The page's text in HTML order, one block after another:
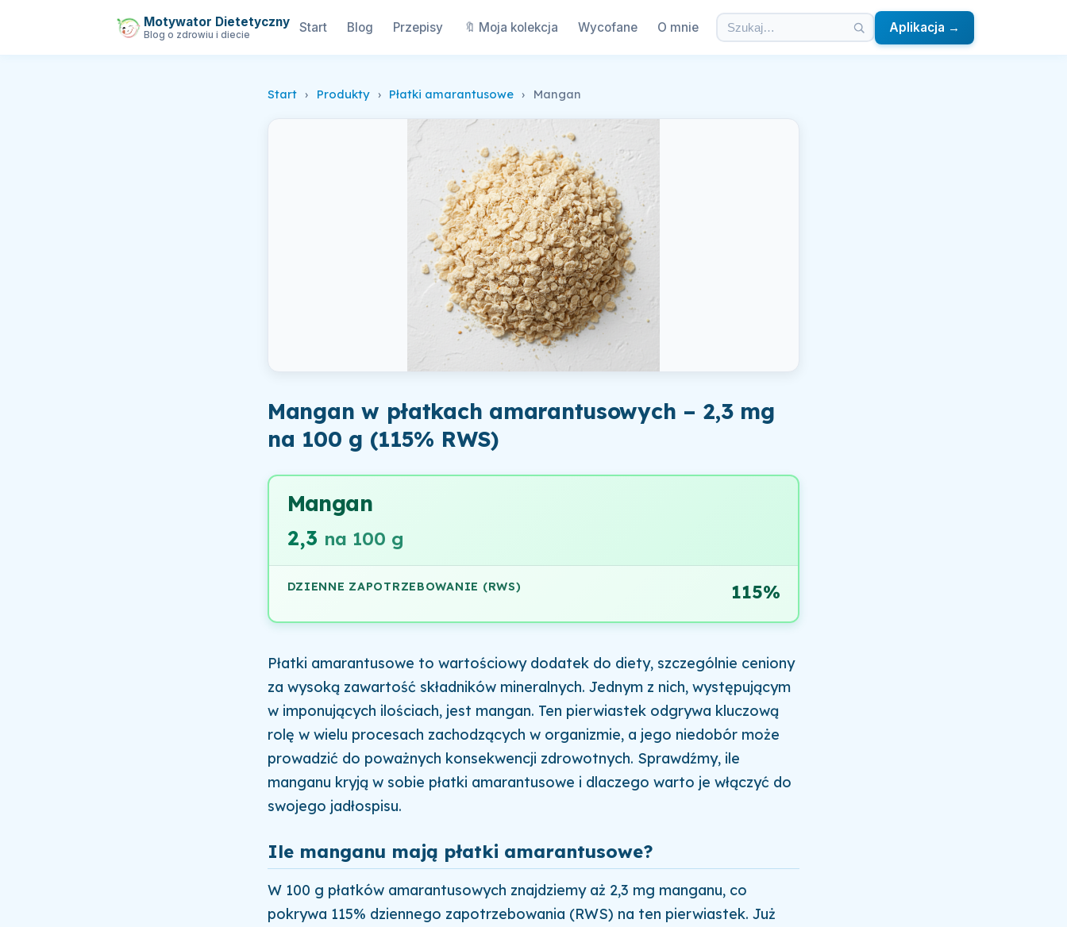
Motywator Dietetyczny
Blog o zdrowiu i diecie Start Blog Przepisy 🔖 Moja kolekcja Wycofane O mnie Aplikacja →
Start › Produkty › Płatki amarantusowe › Mangan
Mangan w płatkach amarantusowych – 2,3 mg
na 100 g (115% RWS)
Mangan
2,3 na 100 g
DZIENNE ZAPOTRZEBOWANIE (RWS) 115%
Płatki amarantusowe to wartościowy dodatek do diety, szczególnie ceniony
za wysoką zawartość składników mineralnych. Jednym z nich, występującym
w imponujących ilościach, jest mangan. Ten pierwiastek odgrywa kluczową
rolę w wielu procesach zachodzących w organizmie, a jego niedobór może
prowadzić do poważnych konsekwencji zdrowotnych. Sprawdźmy, ile
manganu kryją w sobie płatki amarantusowe i dlaczego warto je włączyć do
swojego jadłospisu.
Ile manganu mają płatki amarantusowe?
W 100 g płatków amarantusowych znajdziemy aż 2,3 mg manganu, co
pokrywa 115% dziennego zapotrzebowania (RWS) na ten pierwiastek. Już